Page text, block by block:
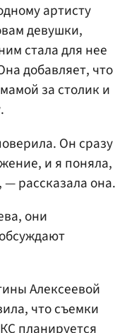
артисту
девушки,
стала для нее
добавляет, что
за столик и
Он сразу
и я поняла,
— рассказала она.
они
Алексеевой
что съемки
планируется